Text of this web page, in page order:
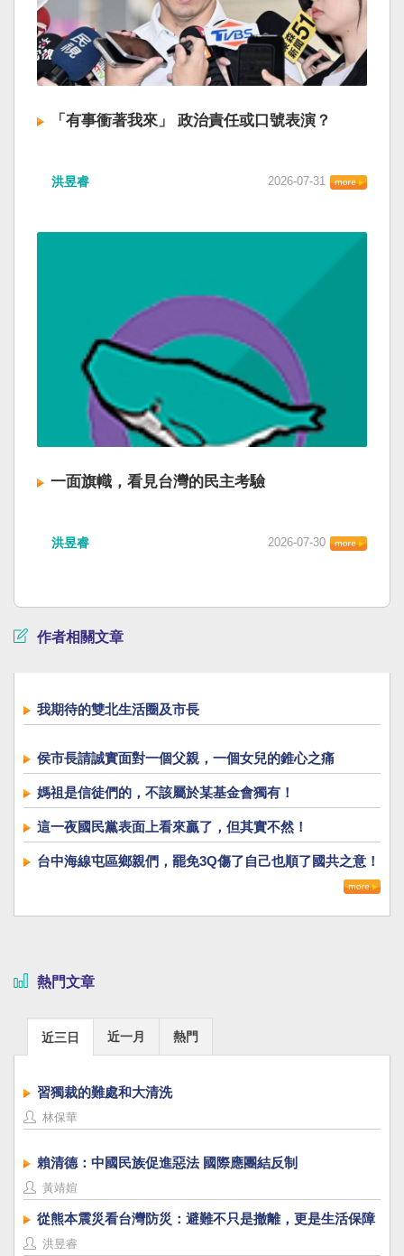
「有事衝著我來」 政治責任或口號表演？
洪昱睿 2026-07-31
一面旗幟，看見台灣的民主考驗
洪昱睿 2026-07-30
作者相關文章
我期待的雙北生活圈及市長
侯市長請誠實面對一個父親，一個女兒的錐心之痛
媽祖是信徒們的，不該屬於某基金會獨有！
這一夜國民黨表面上看來贏了，但其實不然！
台中海線屯區鄉親們，罷免3Q傷了自己也順了國共之意！
熱門文章
近三日 近一月 熱門
習獨裁的難處和大清洗
林保華
賴清德：中國民族促進惡法 國際應團結反制
黃靖媗
從熊本震災看台灣防災：避難不只是撤離，更是生活保障
洪昱睿